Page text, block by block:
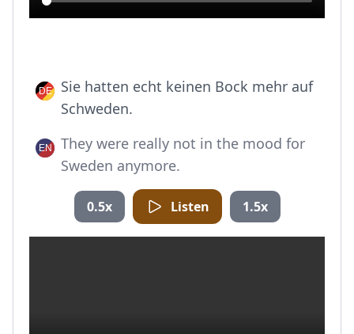
Sie hatten echt keinen Bock mehr auf
Schweden.
They were really not in the mood for
Sweden anymore.
0.5x Listen 1.5x